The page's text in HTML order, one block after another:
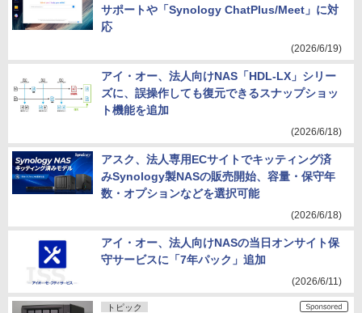
サポートや「Synology ChatPlus/Meet」に対
応
(2026/6/19)
アイ・オー、法人向けNAS「HDL-LX」シリー
ズに、誤操作しても復元できるスナップショッ
ト機能を追加
(2026/6/18)
アスク、法人専用ECサイトでキッティング済
みSynology製NASの販売開始、容量・保守年
数・オプションなどを選択可能
(2026/6/18)
アイ・オー、法人向けNASの当日オンサイト保
守サービスに「7年パック」追加
(2026/6/11)
トピック